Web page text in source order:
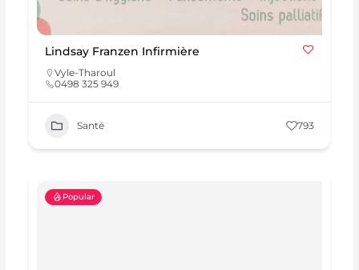
Lindsay Franzen Infirmière
Vyle-Tharoul
0498 325 949
Santé 793
Popular